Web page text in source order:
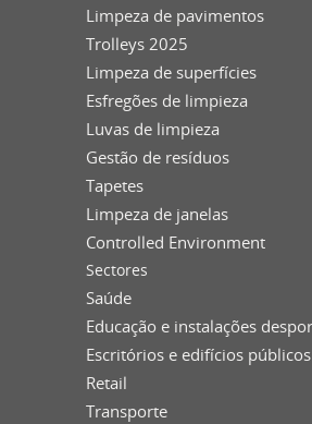
Limpeza de pavimentos
Trolleys 2025
Limpeza de superfícies
Esfregões de limpieza
Luvas de limpieza
Gestão de resíduos
Tapetes
Limpeza de janelas
Controlled Environment
Sectores
Saúde
Educação e instalações
Escritórios e edifícios públicos
Retail
Transporte